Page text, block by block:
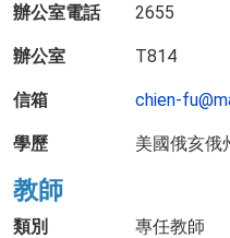
辦公室電話2655
辦公室 T814
信箱 chien-
學歷 美國俄亥俄州
教師
類別 專任教師